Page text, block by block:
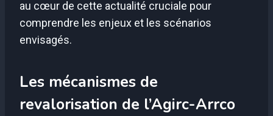
au cœur de cette actualité cruciale pour
comprendre les enjeux et les scénarios
envisagés.
Les mécanismes de
revalorisation de l’Agirc-Arrco